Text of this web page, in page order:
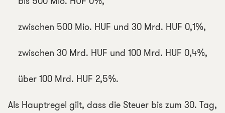
zwischen 500 Mio. HUF und 30 Mrd. HUF 0,1%,
zwischen 30 Mrd. HUF und 100 Mrd. HUF 0,4%,
über 100 Mrd. HUF 2,5%.
Als Hauptregel gilt, dass die Steuer bis zum 30. Tag,